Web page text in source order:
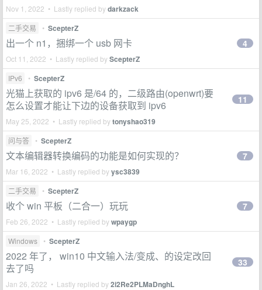
Nov 1, 2022 • Lastly replied bydarkzack
二手交易 • ScepterZ
出一个 n1，捆绑一个 usb 网卡
Oct 11, 2022 • Lastly replied byScepterZ
4
IPv6 • ScepterZ
光猫上获取的 ipv6 是/64 的，二级路由(openwrt)要
怎么设置才能让下边的设备获取到 ipv6
May 25, 2022 • Lastly replied bytonyshao319
11
问与答 • ScepterZ
文本编辑器转换编码的功能是如何实现的？
Mar 16, 2022 • Lastly replied byysc3839
7
二手交易 • ScepterZ
收个 win 平板（二合一）玩玩
Feb 26, 2022 • Lastly replied bywpaygp
7
Windows • ScepterZ
2022 年了， win10 中文输入法/变成、的设定改回
去了吗
Jan 26, 2022 • Lastly replied by2i2Re2PLMaDnghL
33